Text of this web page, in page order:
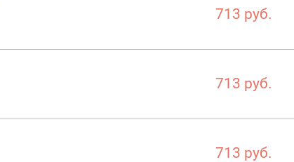
713 руб.
713 руб.
713 руб.